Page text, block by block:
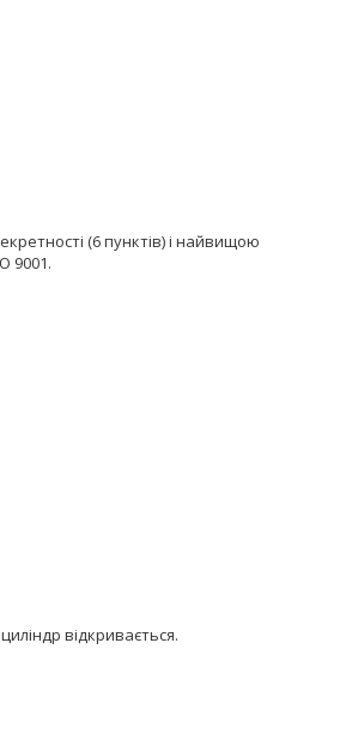
(6 пунктів) і найвищою
9001.
відкривається.